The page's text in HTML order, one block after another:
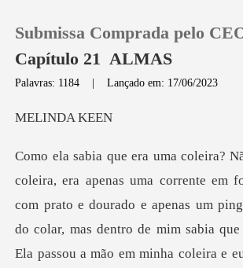
Loja
Histórico
Sair
Submissa Comprada pelo
Capítulo 21 ALMAS
Palavras: 1184 |Lançado em: 17/06/2023
NDA
m prato e dourado e apenas um
do colar, mas dentro de mim sabia
Ela pas